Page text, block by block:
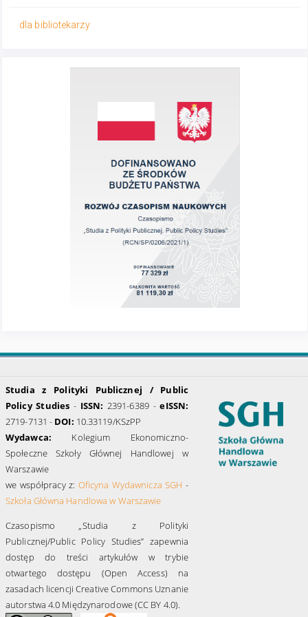
dla bibliotekarzy
Studia z Polityki Publicznej / Public
Policy Studies - ISSN: 2391-6389 -eISSN:
2719-7131 - DOI: 10.33119/KSzPP
Wydawca: Kolegium Ekonomiczno-
Społeczne Szkoły Głównej Handlowej w
Warszawie
we współpracy z: Oficyna Wydawnicza SGH -
Szkoła Główna Handlowa w Warszawie
Czasopismo „Studia z Polityki
Publicznej/Public Policy Studies” zapewnia
dostęp do treści artykułów w trybie
otwartego dostępu (Open Access) na
zasadach licencji Creative Commons Uznanie
autorstwa 4.0 Międzynarodowe (CC BY 4.0).